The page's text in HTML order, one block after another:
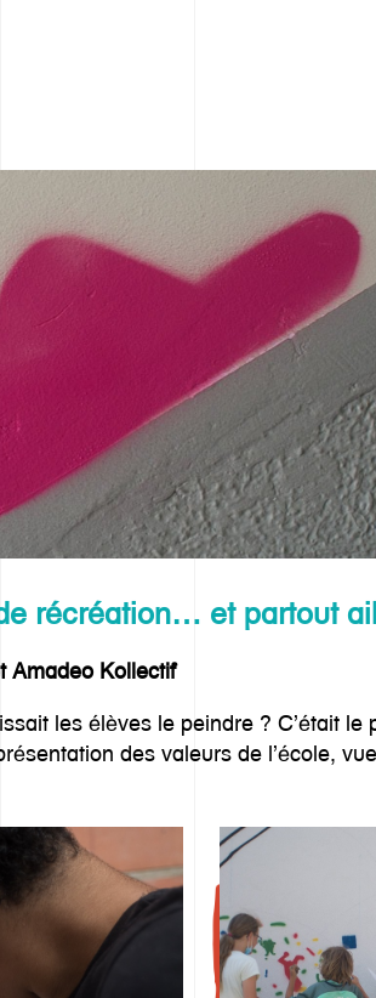
récréation… et partout
Amadeo Kollectif
les élèves le peindre ? C’était le
des valeurs de l’école,